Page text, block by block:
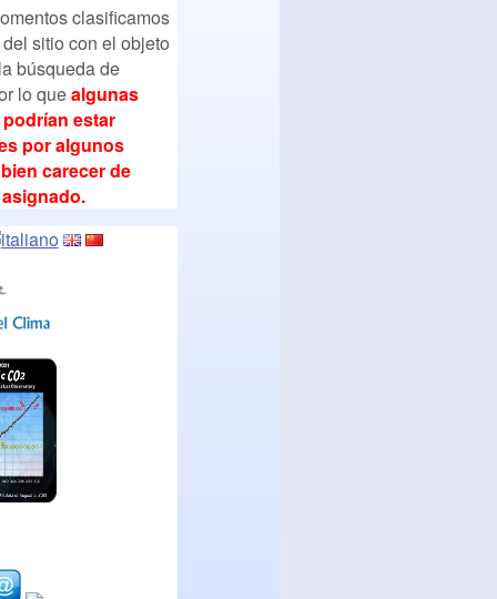
clasificamos
sitio con el objeto
búsqueda de
lo quealgunas
estar
por algunos
carecer de